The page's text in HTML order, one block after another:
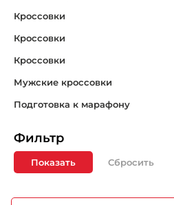
Кроссовки
Кроссовки
Кроссовки
Мужские кроссовки
Подготовка к марафону
Фильтр
Показать